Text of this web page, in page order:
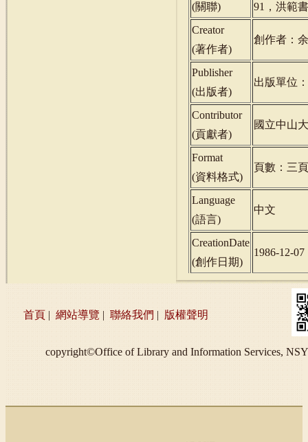
(關聯)
91，洪範
Creator
(著作者)
創作者：
Publisher
(出版者)
出版單位
Contributor
(貢獻者)
國立中山
Format
(資料格式)
頁數：三頁
Language
(語言)
中文
CreationDate
(創作日期)
1986-12-07
首頁 | 網站導覽 | 聯絡我們 | 版權聲明
copyright©Office of Library and Information Services,